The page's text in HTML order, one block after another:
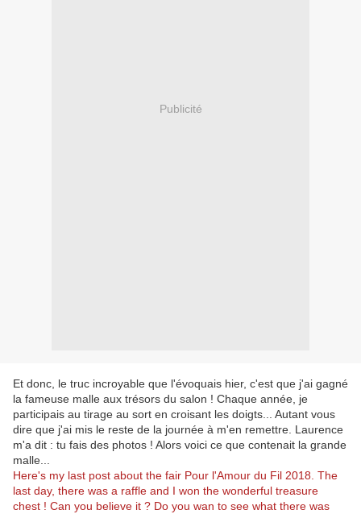
Publicité
Et donc, le truc incroyable que l'évoquais hier, c'est que j'ai gagné
la fameuse malle aux trésors du salon ! Chaque année, je
participais au tirage au sort en croisant les doigts... Autant vous
dire que j'ai mis le reste de la journée à m'en remettre. Laurence
m'a dit : tu fais des photos ! Alors voici ce que contenait la grande
malle...
Here's my last post about the fair Pour l'Amour du Fil 2018. The
last day, there was a raffle and I won the wonderful treasure
chest ! Can you believe it ? Do you wan to see what there was